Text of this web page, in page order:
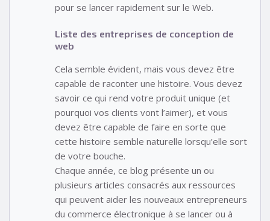
pour se lancer rapidement sur le Web.
Liste des entreprises de conception de
web
Cela semble évident, mais vous devez être
capable de raconter une histoire. Vous devez
savoir ce qui rend votre produit unique (et
pourquoi vos clients vont l’aimer), et vous
devez être capable de faire en sorte que
cette histoire semble naturelle lorsqu’elle sort
de votre bouche.
Chaque année, ce blog présente un ou
plusieurs articles consacrés aux ressources
qui peuvent aider les nouveaux entrepreneurs
du commerce électronique à se lancer ou à